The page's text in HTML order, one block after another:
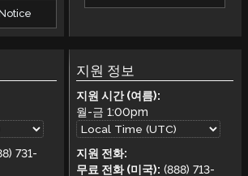
731-
지원 정보
지원 시간 (여름):
월-금1:00pm
지원 전화:
무료 전화 (미국): (888) 713-